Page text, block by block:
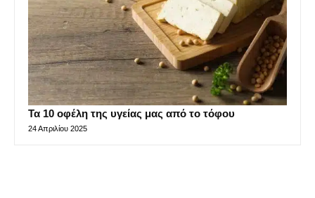
Τα 10 οφέλη της υγείας μας από το τόφου
24 Απριλίου 2025